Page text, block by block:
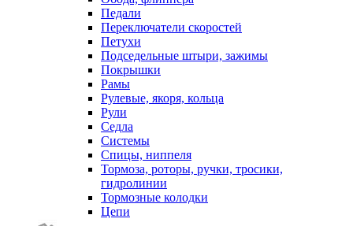
Педали
Переключатели скоростей
Петухи
Подседельные штыри, зажимы
Покрышки
Рамы
Рулевые, якоря, кольца
Рули
Седла
Системы
Спицы, ниппеля
Тормоза, роторы, ручки, тросики,
гидролинии
Тормозные колодки
Цепи